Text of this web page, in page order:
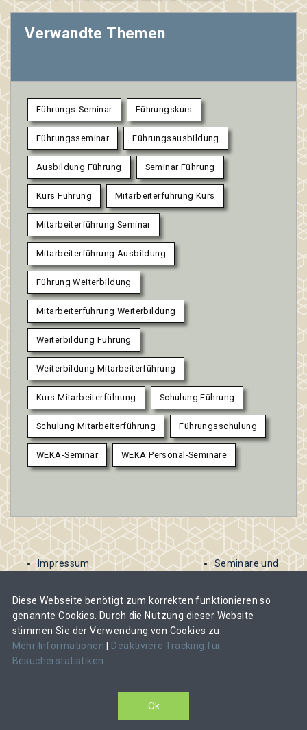
Verwandte Themen
Führungs-Seminar Führungskurs
Führungsseminar Führungsausbildung
Ausbildung Führung Seminar Führung
Kurs Führung Mitarbeiterführung Kurs
Mitarbeiterführung Seminar
Mitarbeiterführung Ausbildung
Führung Weiterbildung
Mitarbeiterführung Weiterbildung
Weiterbildung Führung
Weiterbildung Mitarbeiterführung
Kurs Mitarbeiterführung Schulung Führung
Schulung Mitarbeiterführung Führungsschulung
WEKA-Seminar WEKA Personal-Seminare
Impressum
Datenschutzbestimmungen
Seminare und
CAS, DAS oder MAS-Lehrgang ausschreiben
Diese Webseite benötigt zum korrekten funktionieren so
genannte Cookies. Durch die Nutzung dieser Website
stimmen Sie der Verwendung von Cookies zu.
Mehr Informationen
Deaktiviere Tracking für
Besucherstatistiken
Ok